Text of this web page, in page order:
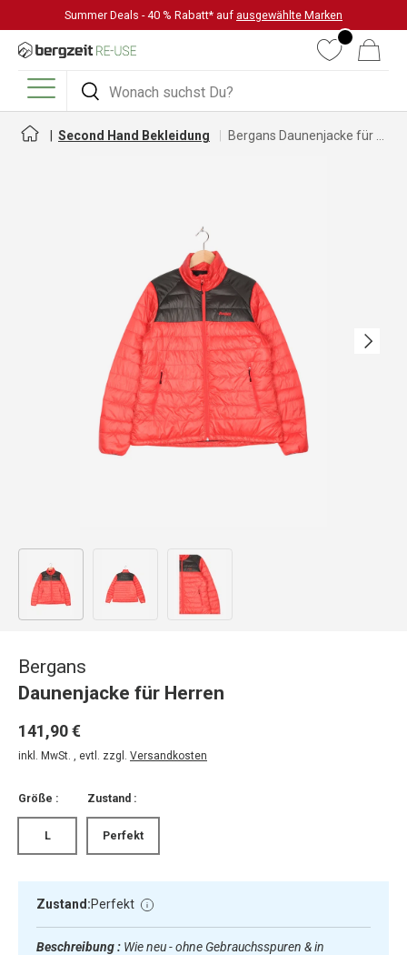
DIREKT ZUM INHALT
Summer Deals - 40 % Rabatt* auf ausgewählte Marken
Suchen
Suchen
WunschlisteWarenkorb
Menü
Second Hand Bekleidung
Nächste
Bild 1 in Galerieansicht laden
Bergans
Daunenjacke für Herren
141,90 €
inkl. MwSt. , evtl. zzgl. Versandkosten
Größe :
L
Zustand :
Perfekt
Zustand:Perfekt
Beschreibung : Wie neu - ohne Gebrauchsspuren & in